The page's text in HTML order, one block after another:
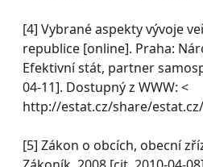
[4] Vybrané aspekty vývoje
republice [online]. Praha:
Efektivní stát, partner
04-11]. Dostupný z WWW: <
http://estat.cz/share/
[5] Zákon o obcích, obecní